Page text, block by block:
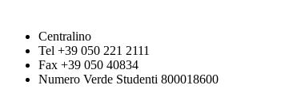
Centralino
Tel +39 050 221 2111
Fax +39 050 40834
Numero Verde Studenti 800018600